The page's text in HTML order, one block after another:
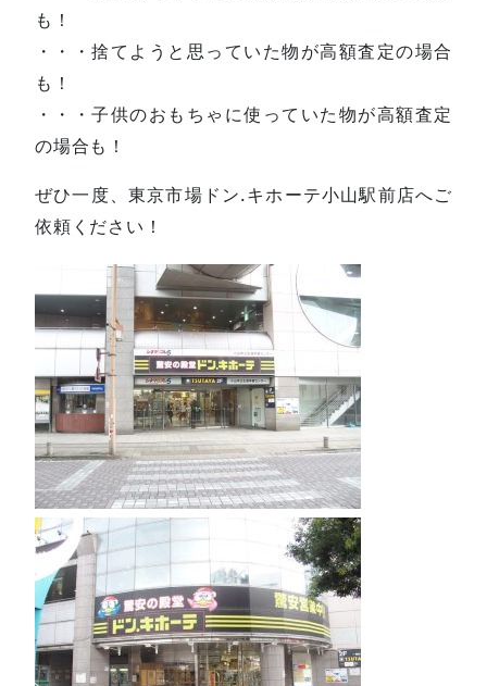
も！
・・・捨てようと思っていた物が高額査定の場合
も！
・・・子供のおもちゃに使っていた物が高額査定
の場合も！
ぜひ一度、東京市場ドン.キホーテ小山駅前店へご
依頼ください！